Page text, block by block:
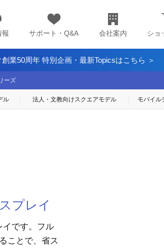
報 サポート・Q&A 会社案内 ショ
業50周年 特別企画・最新Topicsはこちら ＞
ーズ
ル 法人・文教向けスクエアモデル モバイル
プレイ
イです。フル
ことで、省ス